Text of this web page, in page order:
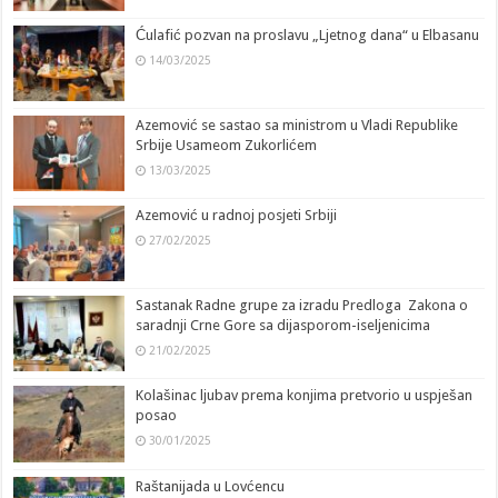
Ćulafić pozvan na proslavu „Ljetnog dana“ u Elbasanu
14/03/2025
Azemović se sastao sa ministrom u Vladi Republike
Srbije Usameom Zukorlićem
13/03/2025
Azemović u radnoj posjeti Srbiji
27/02/2025
Sastanak Radne grupe za izradu Predloga Zakona o
saradnji Crne Gore sa dijasporom-iseljenicima
21/02/2025
Kolašinac ljubav prema konjima pretvorio u uspješan
posao
30/01/2025
Raštanijada u Lovćencu